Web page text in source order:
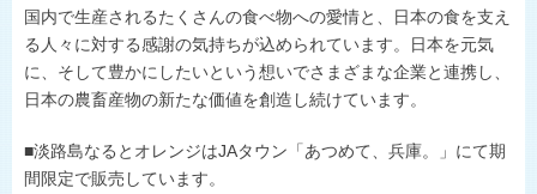
国内で生産されるたくさんの食べ物への愛情と、日本の食を支え
る人々に対する感謝の気持ちが込められています。日本を元気
に、そして豊かにしたいという想いでさまざまな企業と連携し、
日本の農畜産物の新たな価値を創造し続けています。
■淡路島なるとオレンジはJAタウン「あつめて、兵庫。」にて期
間限定で販売しています。